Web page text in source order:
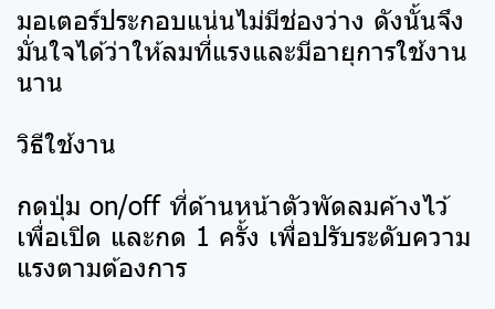
มอเตอร์ประกอบแน่นไม่มีช่องว่าง ดังนั้นจึง
มั่นใจได้ว่าให้ลมที่แรงและมีอายุการใช้งาน
นาน
วิธีใช้งาน
กดปุ่ม on/off ที่ด้านหน้าตัวพัดลมค้างไว้
เพื่อเปิด และกด 1 ครั้ง เพื่อปรับระดับความ
แรงตามต้องการ